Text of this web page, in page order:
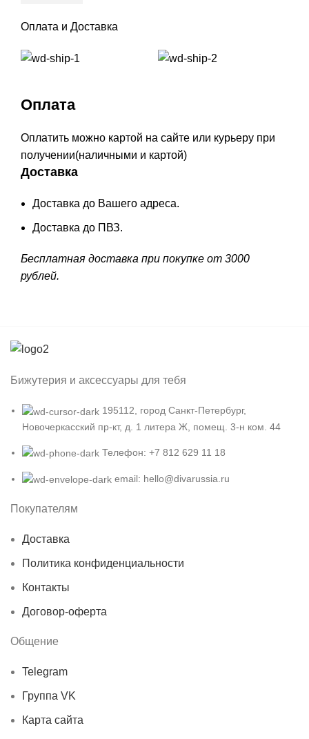
Оплата и Доставка
Оплата
Оплатить можно картой на сайте или курьеру при
получении(наличными и картой)
Доставка
Доставка до Вашего адреса.
Доставка до ПВЗ.
Бесплатная доставка при покупке от 3000
рублей.
Бижутерия и аксессуары для тебя
195112, город Санкт-Петербург,
Новочеркасский пр-кт, д. 1 литера Ж, помещ. 3-н ком. 44
Телефон: +7 812 629 11 18
email: hello@divarussia.ru
Покупателям
Доставка
Политика конфиденциальности
Контакты
Договор-оферта
Общение
Telegram
Группа VK
Карта сайта